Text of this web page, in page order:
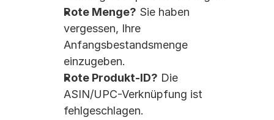
Rote Menge? Sie haben
vergessen, Ihre
Anfangsbestandsmenge
einzugeben.
Rote Produkt-ID? Die
ASIN/UPC-Verknüpfung ist
fehlgeschlagen.